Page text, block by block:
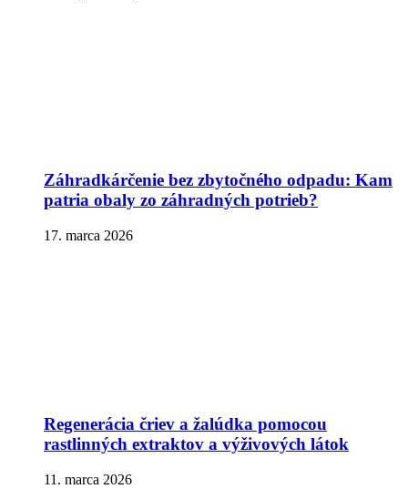
Záhradkárčenie bez zbytočného odpadu: Kam
patria obaly zo záhradných potrieb?
17. marca 2026
Regenerácia čriev a žalúdka pomocou
rastlinných extraktov a výživových látok
11. marca 2026